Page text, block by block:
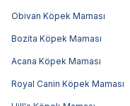
Obivan Köpek Maması
Bozita Köpek Maması
Acana Köpek Maması
Royal Canin Köpek Maması